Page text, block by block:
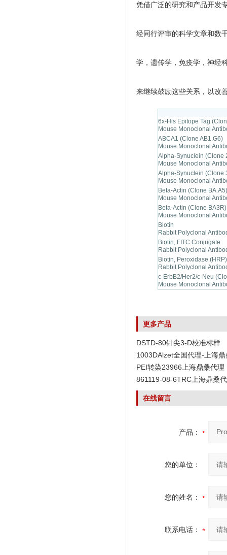
凭借广泛的研究和产品开发
经同行评审的科学文章和数
学，遗传学，免疫学，神经
来继续鼓励这些关系，以改
6x-His Epitope Tag
Mouse Monoclonal
ABCA1 (Clone AB1.G6)
Mouse Monoclonal
Alpha-Synuclein (Clone
Mouse Monoclonal
Alpha-Synuclein (Clone
Mouse Monoclonal
Beta-Actin (Clone BA.A5)
Mouse Monoclonal
Beta-Actin (Clone BA3R)
Mouse Monoclonal
Biotin
Rabbit Polyclonal
Biotin, FITC Conjugate
Rabbit Polyclonal
Biotin, Peroxidase
Rabbit Polyclonal
c-ErbB2/Her2/c-Neu
Mouse Monoclonal
更多产品
DSTD-80针尖3-D校准标样
1003DAlzet全国代理-上海鼎
PEI转染23966上海鼎桑代理
861119-08-6TRC上海鼎桑
在线留言
产品：
您的单位：
您的姓名：
联系电话：